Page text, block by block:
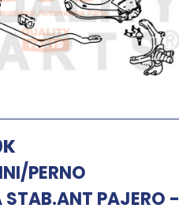
PERNO
STAB.ANT PAJERO -